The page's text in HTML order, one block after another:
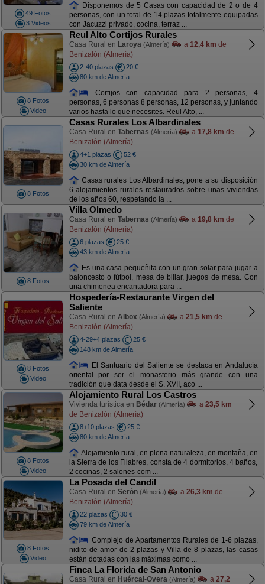
49 Fotos
3 Videos
Disponemos de 5 Casas con capacidad de 2 o de 4
personas, con un total de 14 plazas totalmente equipadas
con Jacuzzi privado, cocina, terraz ...
8 Fotos
Video
Reul Alto Cortijos Rurales
Casa Rural en Laroya (Almería) a 12,4 km de
Benizalón (Almería)
2-40 plazas
20 €
80 km de Almería
Cortijos con capacidad para 2 personas, 4
personas, 6 personas 8 personas, 12 personas, y juntando
varios hasta lo que necesites. Reul Alto, ...
8 Fotos
Casas Rurales Los Albardinales
Casa Rural en Tabernas (Almería) a 17,8 km de
Benizalón (Almería)
4+1 plazas
52 €
30 km de Almería
Casas rurales Los Albardinales, pone a su disposición
6 alojamientos rurales restaurados sobre unas viviendas
de los años 60, respetando la ...
8 Fotos
Villa Olmedo
Casa Rural en Tabernas (Almería) a 19,8 km de
Benizalón (Almería)
6 plazas
25 €
43 km de Almería
Es una casa pequeñita con un gran solar para jugar a
baloncesto o fútbol, mesa de billar, juegos de mesa. Con
una chimenea encantadora para ...
8 Fotos
Video
Hospedería-Restaurante Virgen del
Saliente
Casa Rural en Albox (Almería) a 21,5 km de
Benizalón (Almería)
4-29+4 plazas
25 €
148 km de Almería
El Santuario del Saliente se destaca en Andalucía
oriental por ser el monasterio más grande con una
tradición que data desde el S. XVII, aco ...
8 Fotos
Video
Alojamiento Rural Los Castros
Vivienda turística en Bédar (Almería) a 23,5 km
de Benizalón (Almería)
8+10 plazas
25 €
80 km de Almería
Alojamiento rural, en plena naturaleza, en montaña, en
la Sierra de los Filabres, consta de 4 dormitorios, 4 baños,
2 cocinas, 2 salones-com ...
8 Fotos
Video
La Posada del Candil
Casa Rural en Serón (Almería) a 26,3 km de
Benizalón (Almería)
22 plazas
30 €
79 km de Almería
Complejo de Apartamentos Rurales de 1-6 plazas,
nidito de amor de 2 plazas y Villa de 8 plazas, las casas
están dotadas con las máximas como ...
Finca La Florida de San Antonio
Casa Rural en Huércal-Overa (Almería) a 27,2